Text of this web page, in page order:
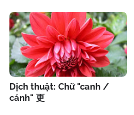
Dịch thuật: Chữ "canh /
cánh" 更